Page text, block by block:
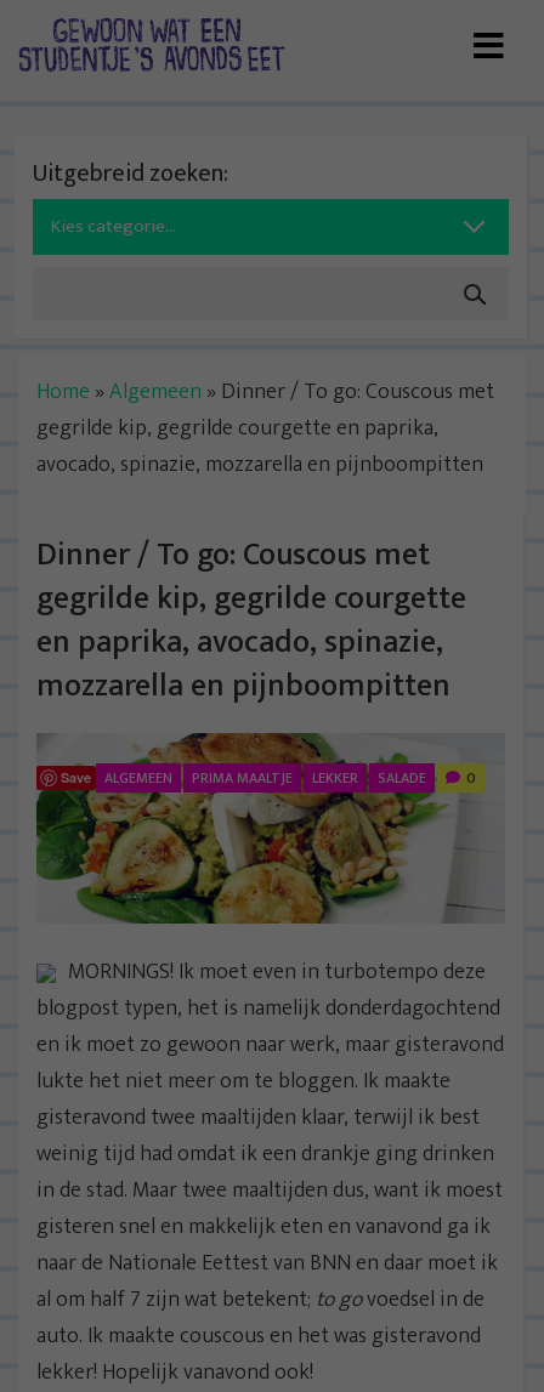
Uitgebreid zoeken:
Search
for:
Home »Algemeen » Dinner / To go: Couscous met
gegrilde kip, gegrilde courgette en paprika,
avocado, spinazie, mozzarella en pijnboompitten
Dinner / To go: Couscous met
gegrilde kip, gegrilde courgette
en paprika, avocado, spinazie,
mozzarella en pijnboompitten
Save ALGEMEEN PRIMA MAALTJE LEKKER SALADE 0
MORNINGS! Ik moet even in turbotempo deze
blogpost typen, het is namelijk donderdagochtend
en ik moet zo gewoon naar werk, maar gisteravond
lukte het niet meer om te bloggen. Ik maakte
gisteravond twee maaltijden klaar, terwijl ik best
weinig tijd had omdat ik een drankje ging drinken
in de stad. Maar twee maaltijden dus, want ik moest
gisteren snel en makkelijk eten en vanavond ga ik
naar de Nationale Eettest van BNN en daar moet ik
al om half 7 zijn wat betekent; to govoedsel in de
auto. Ik maakte couscous en het was gisteravond
lekker! Hopelijk vanavond ook!